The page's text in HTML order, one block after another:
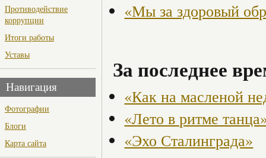
Противодействие
коррупции
Итоги работы
Уставы
Навигация
Фотографии
Блоги
Карта сайта
«Мы за здоровый
За последнее
«Как на масленой
«Лето в ритме
«Эхо Сталинграда»